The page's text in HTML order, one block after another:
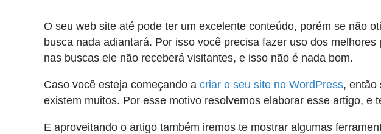
O seu web site até pode ter um excelente conteúdo, porém se não
busca nada adiantará. Por isso você precisa fazer uso dos
nas buscas ele não receberá visitantes, e isso não é nada bom.
Caso você esteja começando a criar o seu site no WordPress, então
existem muitos. Por esse motivo resolvemos elaborar esse artigo,
E aproveitando o artigo também iremos te mostrar algumas